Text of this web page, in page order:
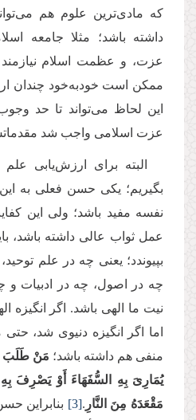
که مادی‌ترین علوم هم
داشته باشد؛ مثلا جامعه
عزت، و عظمت اسلام
ممکن است خودبه‌خود چندان
این لحاظ می‌تواند تا حد
عزت اسلامی واجب شد
البته برای ارزش‌یابی
بگیریم؛ یکی حسن فعلی‌ به
نفسه مفید باشد؛ ولی این
عمل ثواب عالی داشته باشد،
بپیوندد؛ یعنی چه در علم
چه در اصول، چه در ادبیات و
نیت ما الهی باشد. اگر انگیزه
اما اگر انگیزه دنیوی شد،
منفی هم داشته باشد؛ مَنْ طَلَبَ
یُمَارِیَ بِهِ السُّفَهَاءَ أَوْ یَصْرِفَ‏ بِهِ‏
مَقْعَدَهُ مِنَ النَّارِ .
[3] بنابراین